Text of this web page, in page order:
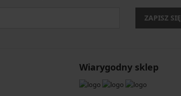
ZAPISZ SIĘ
Wiarygodny sklep